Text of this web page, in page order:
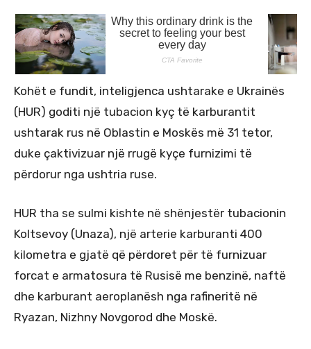
Kohët e fundit, inteligjenca ushtarake e Ukrainës
(HUR) goditi një tubacion kyç të karburantit
ushtarak rus në Oblastin e Moskës më 31 tetor,
duke çaktivizuar një rrugë kyçe furnizimi të
përdorur nga ushtria ruse.
HUR tha se sulmi kishte në shënjestër tubacionin
Koltsevoy (Unaza), një arterie karburanti 400
kilometra e gjatë që përdoret për të furnizuar
forcat e armatosura të Rusisë me benzinë, naftë
dhe karburant aeroplanësh nga rafineritë në
Ryazan, Nizhny Novgorod dhe Moskë.